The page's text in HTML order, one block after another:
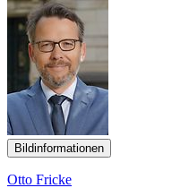
Bildinformationen
Otto Fricke